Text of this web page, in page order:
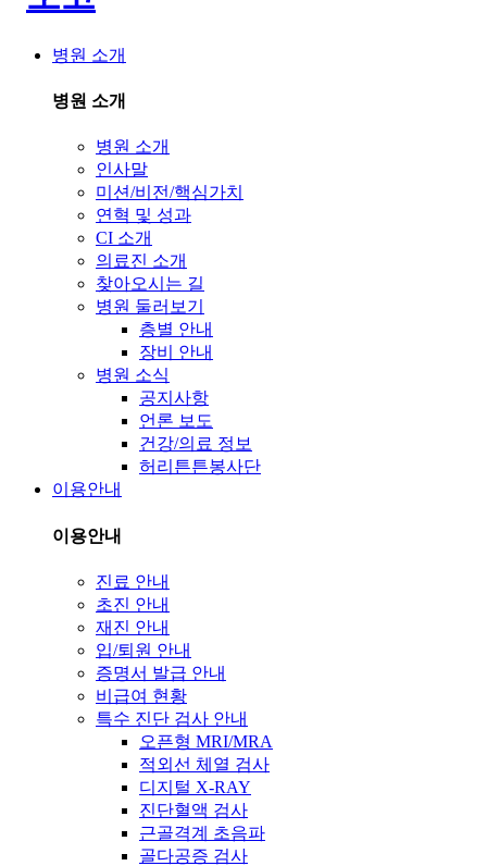
병원 소개
병원 소개
병원 소개
인사말
미션/비전/핵심가치
연혁 및 성과
CI 소개
의료진 소개
찾아오시는 길
병원 둘러보기
층별 안내
장비 안내
병원 소식
공지사항
언론 보도
건강/의료 정보
허리튼튼봉사단
이용안내
이용안내
진료 안내
초진 안내
재진 안내
입/퇴원 안내
증명서 발급 안내
비급여 현황
특수 진단 검사 안내
오픈형 MRI/MRA
적외선 체열 검사
디지털 X-RAY
진단혈액 검사
근골격계 초음파
골다공증 검사